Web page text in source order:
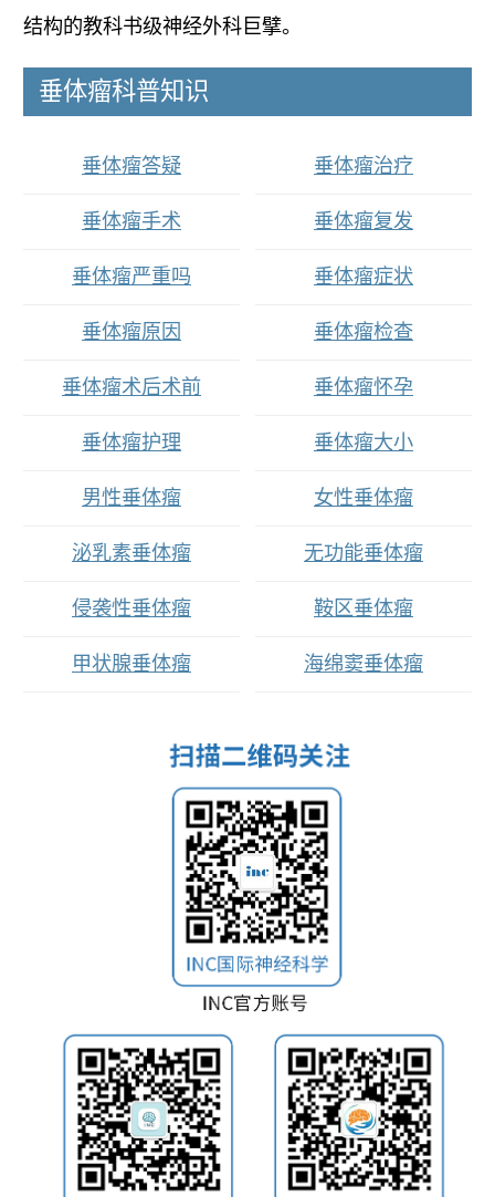
结构的教科书级神经外科巨擘。
垂体瘤科普知识
垂体瘤答疑 垂体瘤治疗
垂体瘤手术 垂体瘤复发
垂体瘤严重吗 垂体瘤症状
垂体瘤原因 垂体瘤检查
垂体瘤术后术前 垂体瘤怀孕
垂体瘤护理 垂体瘤大小
男性垂体瘤 女性垂体瘤
泌乳素垂体瘤 无功能垂体瘤
侵袭性垂体瘤 鞍区垂体瘤
甲状腺垂体瘤 海绵窦垂体瘤